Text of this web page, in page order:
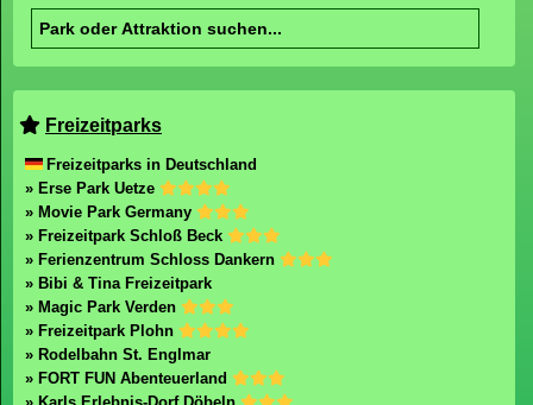
Freizeitparks
Freizeitparks in Deutschland
» Erse Park Uetze
» Movie Park Germany
» Freizeitpark Schloß Beck
» Ferienzentrum Schloss Dankern
» Bibi & Tina Freizeitpark
» Magic Park Verden
» Freizeitpark Plohn
» Rodelbahn St. Englmar
» FORT FUN Abenteuerland